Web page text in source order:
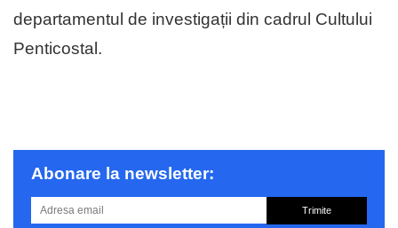
departamentul de investigații din cadrul Cultului
Penticostal.
Abonare la newsletter:
Trimite